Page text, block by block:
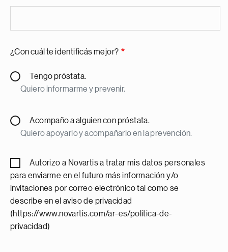
¿Con cuál te identificás mejor?
Tengo próstata.
Quiero informarme y prevenir.
Acompaño a alguien con próstata.
Quiero apoyarlo y acompañarlo en la prevención.
Autorizo a Novartis a tratar mis datos personales
para enviarme en el futuro más información y/o
invitaciones por correo electrónico tal como se
describe en el aviso de privacidad
(https://www.novartis.com/ar-es/politica-de-
privacidad)